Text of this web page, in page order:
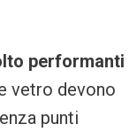
performanti
vetro devono
punti